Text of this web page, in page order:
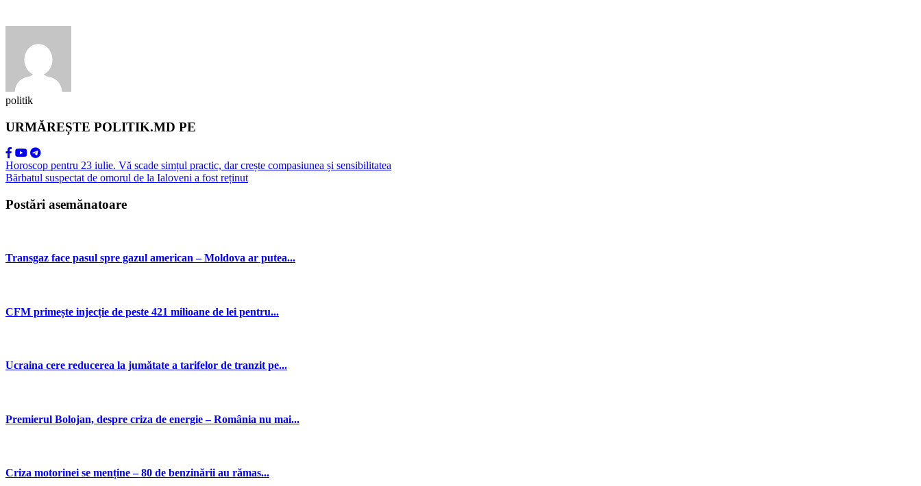
politik
URMĂREȘTE POLITIK.MD PE
Horoscop pentru 23 iulie. Vă scade simțul practic, dar crește compasiunea și sensibilitatea
Bărbatul suspectat de omorul de la Ialoveni a fost reținut
Postări asemănatoare
Transgaz face pasul spre gazul american – Moldova ar putea...
CFM primește injecție de peste 421 milioane de lei pentru...
Ucraina cere reducerea la jumătate a tarifelor de tranzit pe...
Premierul Bolojan, despre criza de energie – România nu mai...
Criza motorinei se menține – 80 de benzinării au rămas...